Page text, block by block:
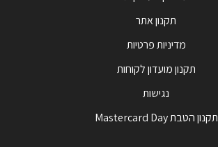
תקנון אתר
מדיניות פרטיות
תקנון מועדון לקוחות
נגישות
תקנון הטבת Mastercard Day